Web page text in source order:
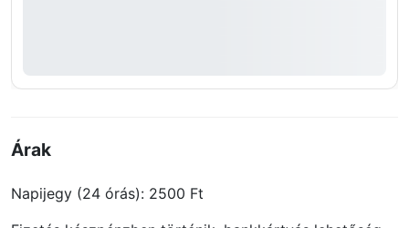
Árak
Napijegy (24 órás): 2500 Ft